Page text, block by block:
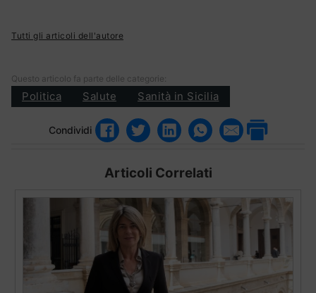
Tutti gli articoli dell'autore
Questo articolo fa parte delle categorie:
Politica Salute Sanità in Sicilia
Condividi
Articoli Correlati